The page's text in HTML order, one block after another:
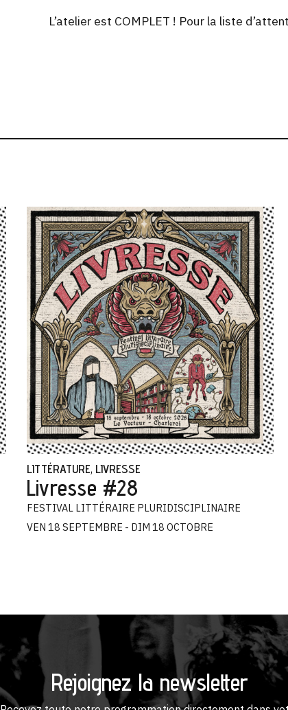
L’atelier est COMPLET ! Pour la liste
LITTÉRATURE, LIVRESSE
Livresse #28
FESTIVAL LITTÉRAIRE PLURIDISCIPLINAIRE
VEN 18 SEPTEMBRE - DIM 18 OCTOBRE
Rejoignez la newsletter